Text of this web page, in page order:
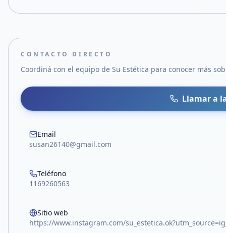
CONTACTO DIRECTO
Coordiná con el equipo de Su Estética para conocer más
Llamar a
Email
susan26140@gmail.com
Teléfono
1169260563
Sitio web
https://www.instagram.com/